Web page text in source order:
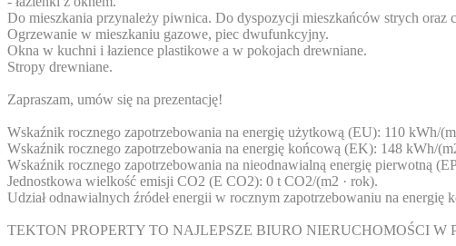
Do mieszkania przynależy piwnica. Do dyspozycji mieszkańców strych oraz
Ogrzewanie w mieszkaniu gazowe, piec dwufunkcyjny.
Okna w kuchni i łazience plastikowe a w pokojach drewniane.
Stropy drewniane.
Zapraszam, umów się na prezentację!
Wskaźnik rocznego zapotrzebowania na energię użytkową (EU): 110 kWh/
Wskaźnik rocznego zapotrzebowania na energię końcową (EK): 148 kWh/
Wskaźnik rocznego zapotrzebowania na nieodnawialną energię pierwotną
Jednostkowa wielkość emisji CO2 (E CO2): 0 t CO2/(m2 · rok).
Udział odnawialnych źródeł energii w rocznym zapotrzebowaniu na energię
TEKTON PROPERTY TO NAJLEPSZE BIURO NIERUCHOMOŚCI